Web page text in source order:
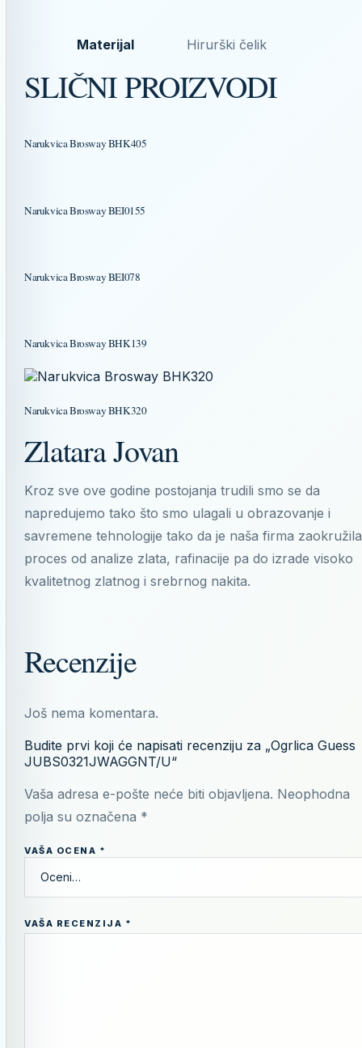
Materijal Hirurški čelik
SLIČNI PROIZVODI
Narukvica Brosway BHK405
Narukvica Brosway BEI0155
Narukvica Brosway BEI078
Narukvica Brosway BHK139
Narukvica Brosway BHK320
Zlatara Jovan
Kroz sve ove godine postojanja trudili smo se da
napredujemo tako što smo ulagali u obrazovanje i
savremene tehnologije tako da je naša firma zaokružila
proces od analize zlata, rafinacije pa do izrade visoko
kvalitetnog zlatnog i srebrnog nakita.
Recenzije
Još nema komentara.
Budite prvi koji će napisati recenziju za „Ogrlica Guess
JUBS0321JWAGGNT/U“
Vaša adresa e-pošte neće biti objavljena. Neophodna
polja su označena *
VAŠA OCENA *
VAŠA RECENZIJA *